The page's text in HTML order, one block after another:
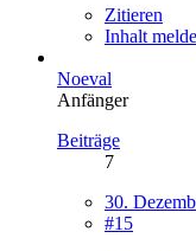
Zitieren
Inhalt
Noeval
Anfänger
Beiträge
7
30.
#15